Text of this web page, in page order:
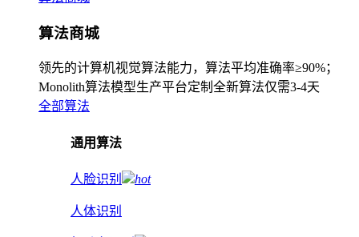
算法商城
领先的计算机视觉算法能力，算法平均准确率≥90%；
Monolith算法模型生产平台定制全新算法仅需3-4天
全部算法
通用算法
人脸识别 hot
人体识别